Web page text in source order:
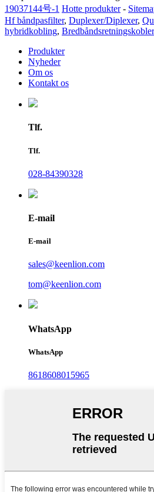
19037144号-1 Hotte produkter-
Hf båndpasfilter, Duplexer/Diplexer,
hybridkobling, Bredbåndsretningskobler
Produkter
Nyheder
Om os
Kontakt os
Tlf.
Tlf.
028-84390328
E-mail
E-mail
sales@keenlion.com
tom@keenlion.com
WhatsApp
WhatsApp
8618608015965